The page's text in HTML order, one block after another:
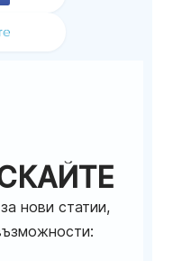
нови статии,